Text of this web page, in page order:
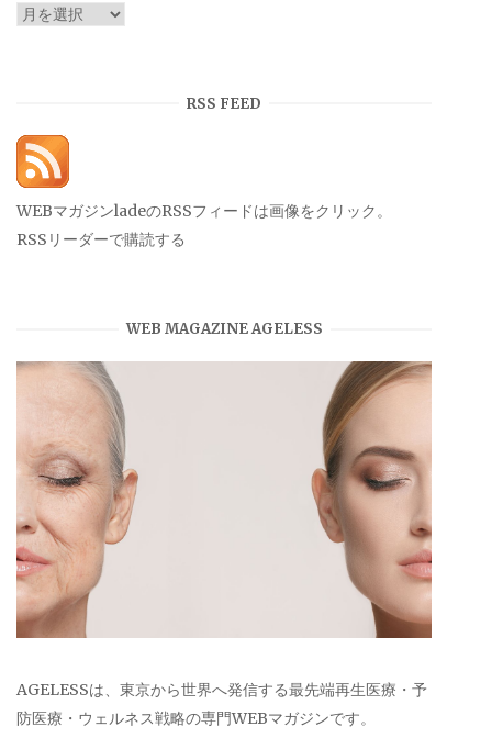
ア
RSS FEED
WEBマガジンladeのRSSフィードは画像をクリック。
RSSリーダーで購読する
WEB MAGAZINE AGELESS
AGELESSは、東京から世界へ発信する最先端再生医療・予
防医療・ウェルネス戦略の専門WEBマガジンです。